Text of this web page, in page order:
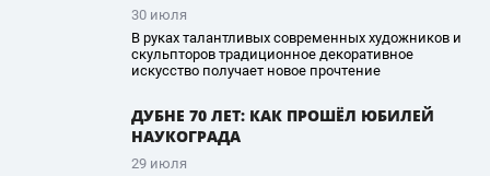
30 июля
В руках талантливых современных художников и
скульпторов традиционное декоративное
искусство получает новое прочтение
ДУБНЕ 70 ЛЕТ: КАК ПРОШЁЛ ЮБИЛЕЙ
НАУКОГРАДА
29 июля